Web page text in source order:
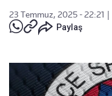
23 Temmuz, 2025 - 22:21
Paylaş